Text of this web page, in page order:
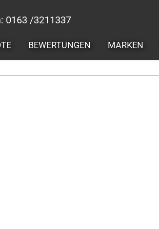
0163 /3211337
BEWERTUNGEN MARKEN